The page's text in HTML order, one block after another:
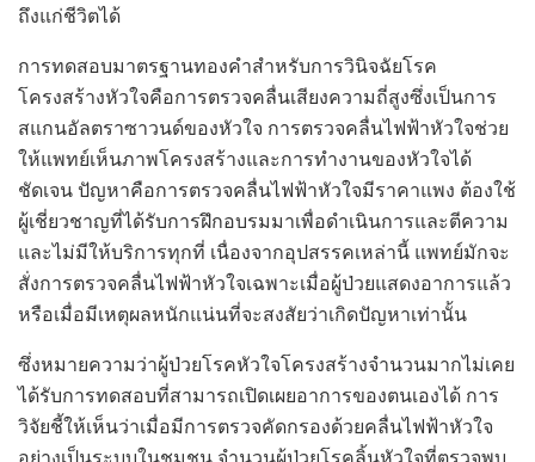
ถึงแก่ชีวิตได้
การทดสอบมาตรฐานทองคำสำหรับการวินิจฉัยโรค
โครงสร้างหัวใจคือการตรวจคลื่นเสียงความถี่สูงซึ่งเป็นการ
สแกนอัลตราซาวนด์ของหัวใจ การตรวจคลื่นไฟฟ้าหัวใจช่วย
ให้แพทย์เห็นภาพโครงสร้างและการทำงานของหัวใจได้
ชัดเจน ปัญหาคือการตรวจคลื่นไฟฟ้าหัวใจมีราคาแพง ต้องใช้
ผู้เชี่ยวชาญที่ได้รับการฝึกอบรมมาเพื่อดำเนินการและตีความ
และไม่มีให้บริการทุกที่ เนื่องจากอุปสรรคเหล่านี้ แพทย์มักจะ
สั่งการตรวจคลื่นไฟฟ้าหัวใจเฉพาะเมื่อผู้ป่วยแสดงอาการแล้ว
หรือเมื่อมีเหตุผลหนักแน่นที่จะสงสัยว่าเกิดปัญหาเท่านั้น
ซึ่งหมายความว่าผู้ป่วยโรคหัวใจโครงสร้างจำนวนมากไม่เคย
ได้รับการทดสอบที่สามารถเปิดเผยอาการของตนเองได้ การ
วิจัยชี้ให้เห็นว่าเมื่อมีการตรวจคัดกรองด้วยคลื่นไฟฟ้าหัวใจ